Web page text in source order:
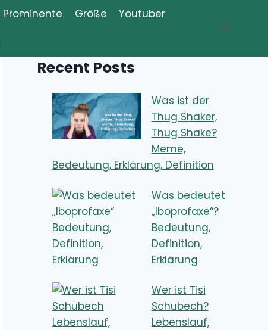
Prominente Größe
Youtuber
Recent Posts
Was ist der
Thug Shaker,
Thug Shake?
Meme,
Bedeutung, Erklärung, Definition
Was bedeutet
„Iboprofaxe“?
Bedeutung,
Definition,
Erklärung
Wer ist Tisi
Schubech?
Lebenslauf,